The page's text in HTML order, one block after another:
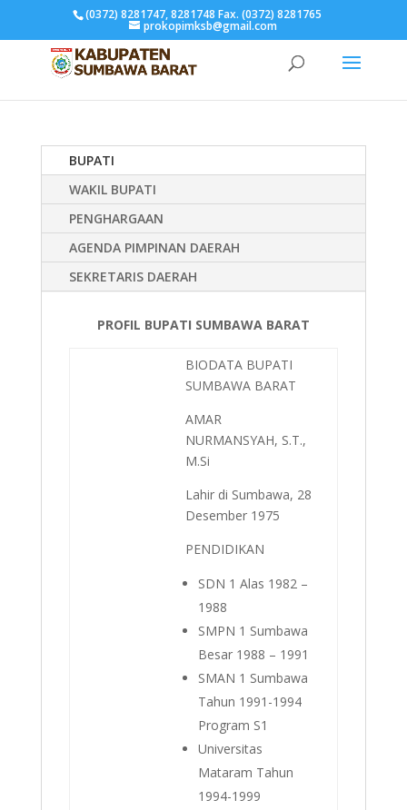
(0372) 8281747, 8281748 Fax. (0372) 8281765
prokopimksb@gmail.com
BUPATI
WAKIL BUPATI
PENGHARGAAN
AGENDA PIMPINAN DAERAH
SEKRETARIS DAERAH
PROFIL BUPATI SUMBAWA BARAT
BIODATA BUPATI
SUMBAWA BARAT
AMAR
NURMANSYAH, S.T.,
M.Si
Lahir di Sumbawa, 28
Desember 1975
PENDIDIKAN
SDN 1 Alas 1982 –
1988
SMPN 1 Sumbawa
Besar 1988 – 1991
SMAN 1 Sumbawa
Tahun 1991-1994
Program S1
Universitas
Mataram Tahun
1994-1999